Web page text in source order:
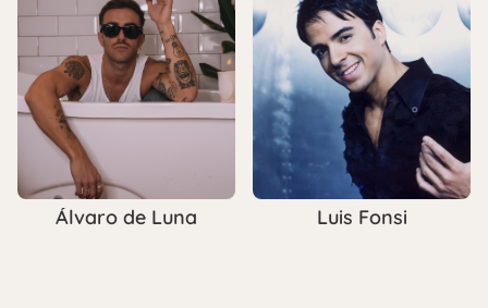
Álvaro de Luna Luis Fonsi